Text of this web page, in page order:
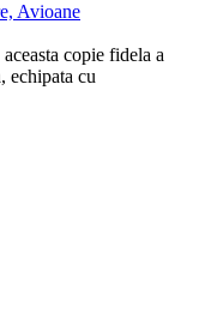
Avioane
copie fidela a
echipata cu